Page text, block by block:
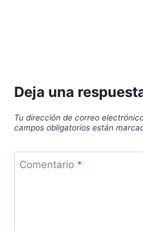
Deja una
Tu dirección de correo
campos obligatorios están
Comentario *